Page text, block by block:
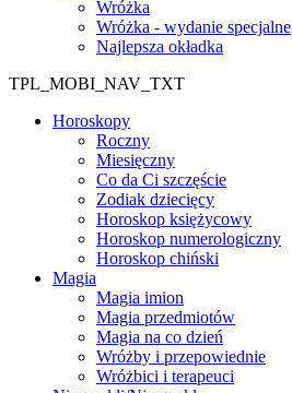
Wróżka
Wróżka - wydanie specjalne
Najlepsza okładka
TPL_MOBI_NAV_TXT
Horoskopy
Roczny
Miesięczny
Co da Ci szczęście
Zodiak dziecięcy
Horoskop księżycowy
Horoskop numerologiczny
Horoskop chiński
Magia
Magia imion
Magia przedmiotów
Magia na co dzień
Wróżby i przepowiednie
Wróżbici i terapeuci